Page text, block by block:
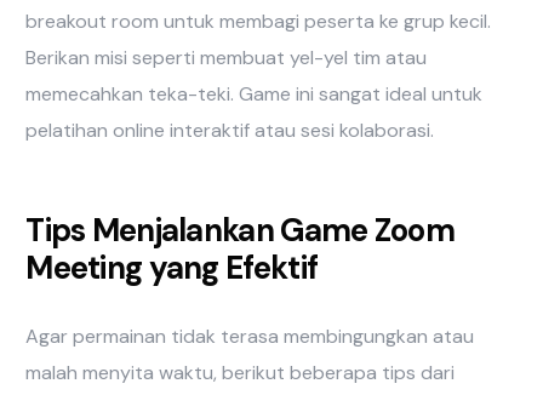
breakout room untuk membagi peserta ke grup kecil.
Berikan misi seperti membuat yel-yel tim atau
memecahkan teka-teki. Game ini sangat ideal untuk
pelatihan online interaktif atau sesi kolaborasi.
Tips Menjalankan Game Zoom
Meeting yang Efektif
Agar permainan tidak terasa membingungkan atau
malah menyita waktu, berikut beberapa tips dari